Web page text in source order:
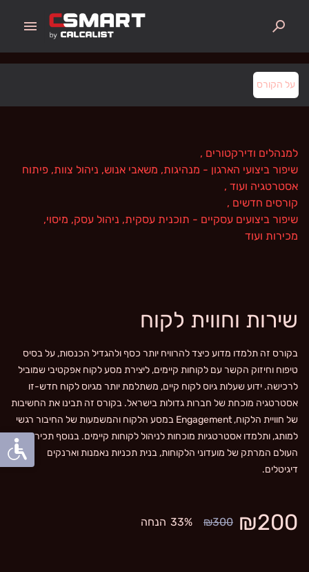
menu search
על הקורס
למנהלים ודירקטורים ,
שיפור ביצועי הארגון - מנהיגות, משאבי אנוש, ניהול צוות, פיתוח
אסטרטגיה ועוד ,
קורסים חדשים ,
שיפור ביצועים עסקיים - תוכנית עסקית, ניהול עסק, מיסוי,
מכירות ועוד
שירות וחווית לקוח
בקורס זה תלמדו מדוע כיצד להרוויח יותר כסף ולהגדיל הכנסות, על בסיס
טיפוח וחיזוק הקשר עם לקוחות קיימים, ליצירת מסע לקוח אפקטיבי שמוביל
לרכישה. ידוע שעלות גיוס לקוח קיים, משתלמת יותר מגיוס לקוח חדש-זו
אסטרטגיה מוכחת של חברות גדולות בישראל. בקורס זה תבינו את החשיבות
של חוויית הלקוח, Engagement במסע הלקוח והמשמעות של החיבור רגשי
למותג, ותלמדו אסטרטגיות מוכחות לניהול לקוחות קיימים. בנוסף תכירו את
העולם המרתק של מועדוני הלקוחות, בנית תכניות נאמנות וארנקים
דיגיטלים.
₪200
₪300
33% הנחה